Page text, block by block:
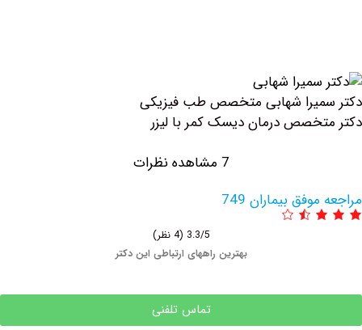
شهابی متخصص طب فیزیکی
درمان دیسک کمر با لیزر
بیماران 749
بهترین راههای ارتباطی این دکتر
تماس تلفنی